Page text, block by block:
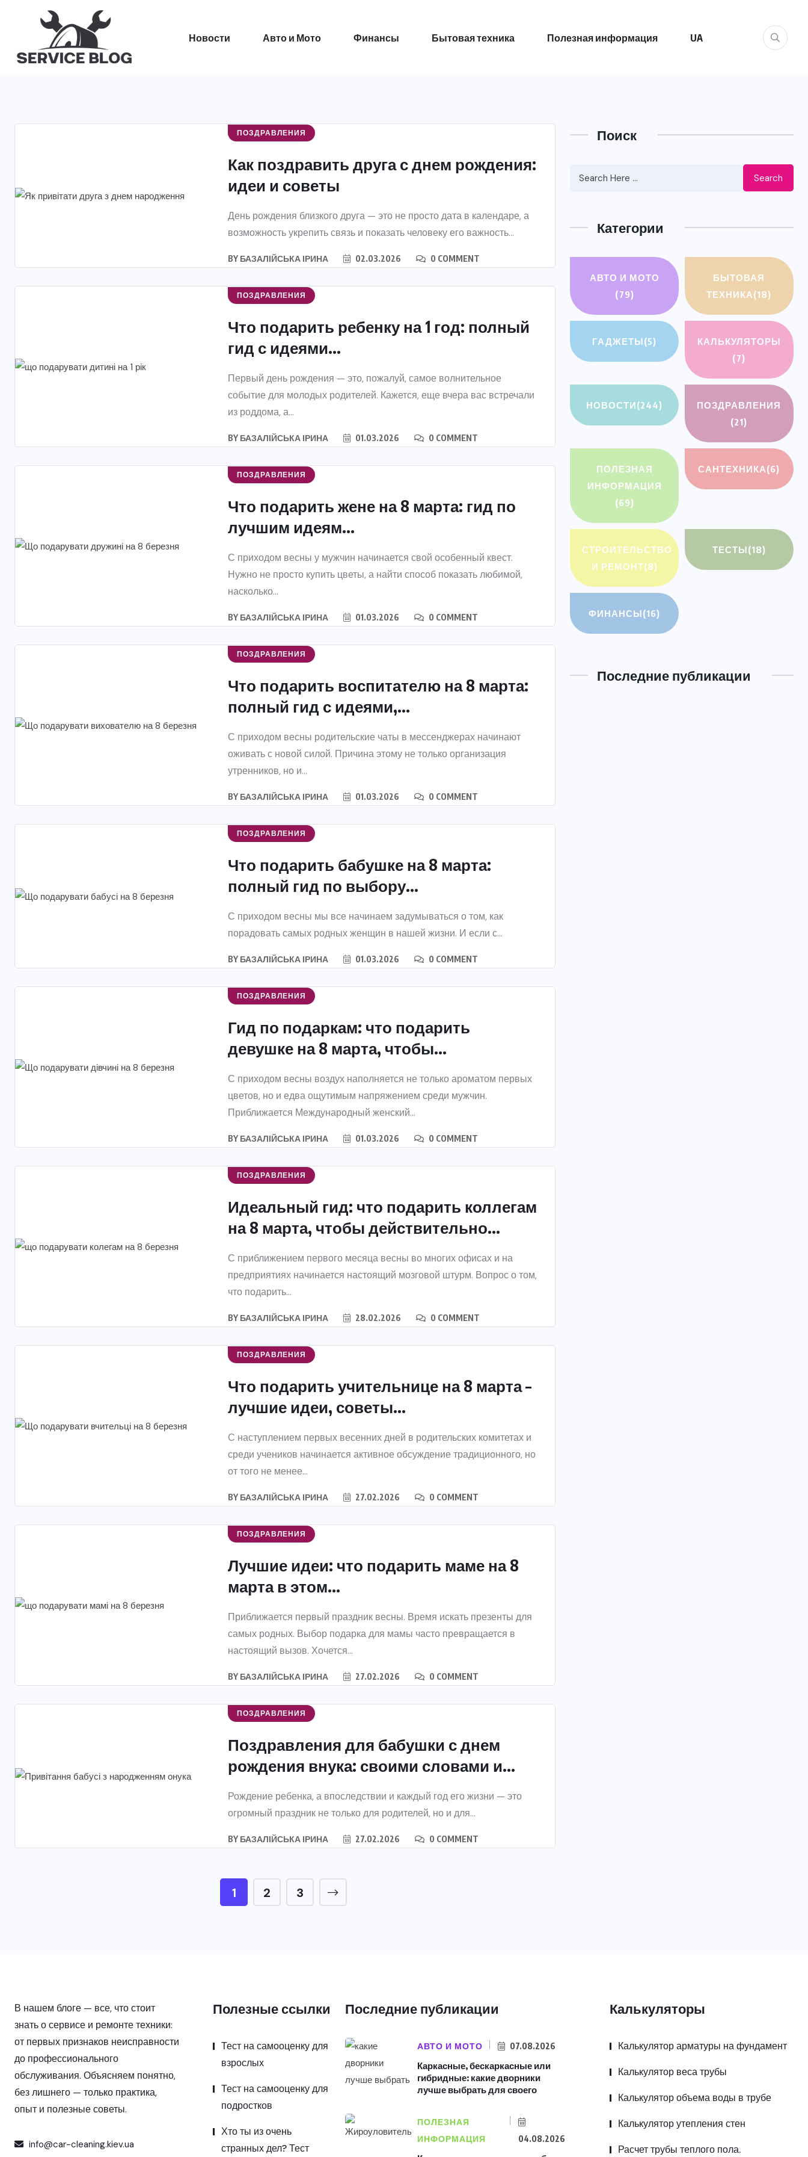
Новости Авто и Мото Финансы Бытовая техника Полезная информация UA
ПОЗДРАВЛЕНИЯ
Как поздравить друга с днем рождения:
идеи и советы
День рождения близкого друга — это не просто дата в календаре, а
возможность укрепить связь и показать человеку его важность...
BY БАЗАЛІЙСЬКА ІРИНА 02.03.2026 0 COMMENT
ПОЗДРАВЛЕНИЯ
Что подарить ребенку на 1 год: полный
гид с идеями...
Первый день рождения — это, пожалуй, самое волнительное
событие для молодых родителей. Кажется, еще вчера вас встречали
из роддома, а...
BY БАЗАЛІЙСЬКА ІРИНА 01.03.2026 0 COMMENT
ПОЗДРАВЛЕНИЯ
Что подарить жене на 8 марта: гид по
лучшим идеям...
С приходом весны у мужчин начинается свой особенный квест.
Нужно не просто купить цветы, а найти способ показать любимой,
насколько...
BY БАЗАЛІЙСЬКА ІРИНА 01.03.2026 0 COMMENT
ПОЗДРАВЛЕНИЯ
Что подарить воспитателю на 8 марта:
полный гид с идеями,...
С приходом весны родительские чаты в мессенджерах начинают
оживать с новой силой. Причина этому не только организация
утренников, но и...
BY БАЗАЛІЙСЬКА ІРИНА 01.03.2026 0 COMMENT
ПОЗДРАВЛЕНИЯ
Что подарить бабушке на 8 марта:
полный гид по выбору...
С приходом весны мы все начинаем задумываться о том, как
порадовать самых родных женщин в нашей жизни. И если с...
BY БАЗАЛІЙСЬКА ІРИНА 01.03.2026 0 COMMENT
ПОЗДРАВЛЕНИЯ
Гид по подаркам: что подарить
девушке на 8 марта, чтобы...
С приходом весны воздух наполняется не только ароматом первых
цветов, но и едва ощутимым напряжением среди мужчин.
Приближается Международный женский...
BY БАЗАЛІЙСЬКА ІРИНА 01.03.2026 0 COMMENT
ПОЗДРАВЛЕНИЯ
Идеальный гид: что подарить коллегам
на 8 марта, чтобы действительно...
С приближением первого месяца весны во многих офисах и на
предприятиях начинается настоящий мозговой штурм. Вопрос о том,
что подарить...
BY БАЗАЛІЙСЬКА ІРИНА 28.02.2026 0 COMMENT
ПОЗДРАВЛЕНИЯ
Что подарить учительнице на 8 марта –
лучшие идеи, советы...
С наступлением первых весенних дней в родительских комитетах и
среди учеников начинается активное обсуждение традиционного, но
от того не менее...
BY БАЗАЛІЙСЬКА ІРИНА 27.02.2026 0 COMMENT
ПОЗДРАВЛЕНИЯ
Лучшие идеи: что подарить маме на 8
марта в этом...
Приближается первый праздник весны. Время искать презенты для
самых родных. Выбор подарка для мамы часто превращается в
настоящий вызов. Хочется...
BY БАЗАЛІЙСЬКА ІРИНА 27.02.2026 0 COMMENT
ПОЗДРАВЛЕНИЯ
Поздравления для бабушки с днем
рождения внука: своими словами и...
Рождение ребенка, а впоследствии и каждый год его жизни — это
огромный праздник не только для родителей, но и для...
BY БАЗАЛІЙСЬКА ІРИНА 27.02.2026 0 COMMENT
1 2 3
Поиск
Search
Категории
АВТО И МОТО
(79)
БЫТОВАЯ
ТЕХНИКА(18)
ГАДЖЕТЫ(5)
КАЛЬКУЛЯТОРЫ
(7)
НОВОСТИ(244)
ПОЗДРАВЛЕНИЯ
(21)
ПОЛЕЗНАЯ
ИНФОРМАЦИЯ
(69)
САНТЕХНИКА(6)
СТРОИТЕЛЬСТВО
И РЕМОНТ(8)
ТЕСТЫ(18)
ФИНАНСЫ(16)
Последние публикации
В нашем блоге — все, что стоит
знать о сервисе и ремонте техники:
от первых признаков неисправности
до профессионального
обслуживания. Объясняем понятно,
без лишнего — только практика,
опыт и полезные советы.
info@car-cleaning.kiev.ua
Полезные ссылки
Тест на самооценку для
взрослых
Тест на самооценку для
подростков
Хто ты из очень
странных дел? Тест
Последние публикации
АВТО И МОТО 07.08.2026
Каркасные, бескаркасные или
гибридные: какие дворники
лучше выбрать для своего
ПОЛЕЗНАЯ
ИНФОРМАЦИЯ
04.08.2026
Калькуляторы
Калькулятор арматуры на фундамент
Калькулятор веса трубы
Калькулятор объема воды в трубе
Калькулятор утепления стен
Расчет трубы теплого пола.